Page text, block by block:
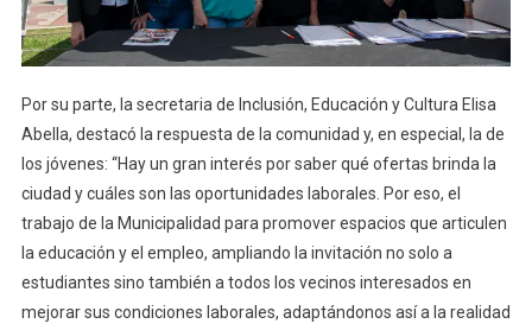
Por su parte, la secretaria de Inclusión, Educación y Cultura Elisa
Abella, destacó la respuesta de la comunidad y, en especial, la de
los jóvenes: “Hay un gran interés por saber qué ofertas brinda la
ciudad y cuáles son las oportunidades laborales. Por eso, el
trabajo de la Municipalidad para promover espacios que articulen
la educación y el empleo, ampliando la invitación no solo a
estudiantes sino también a todos los vecinos interesados en
mejorar sus condiciones laborales, adaptándonos así a la realidad